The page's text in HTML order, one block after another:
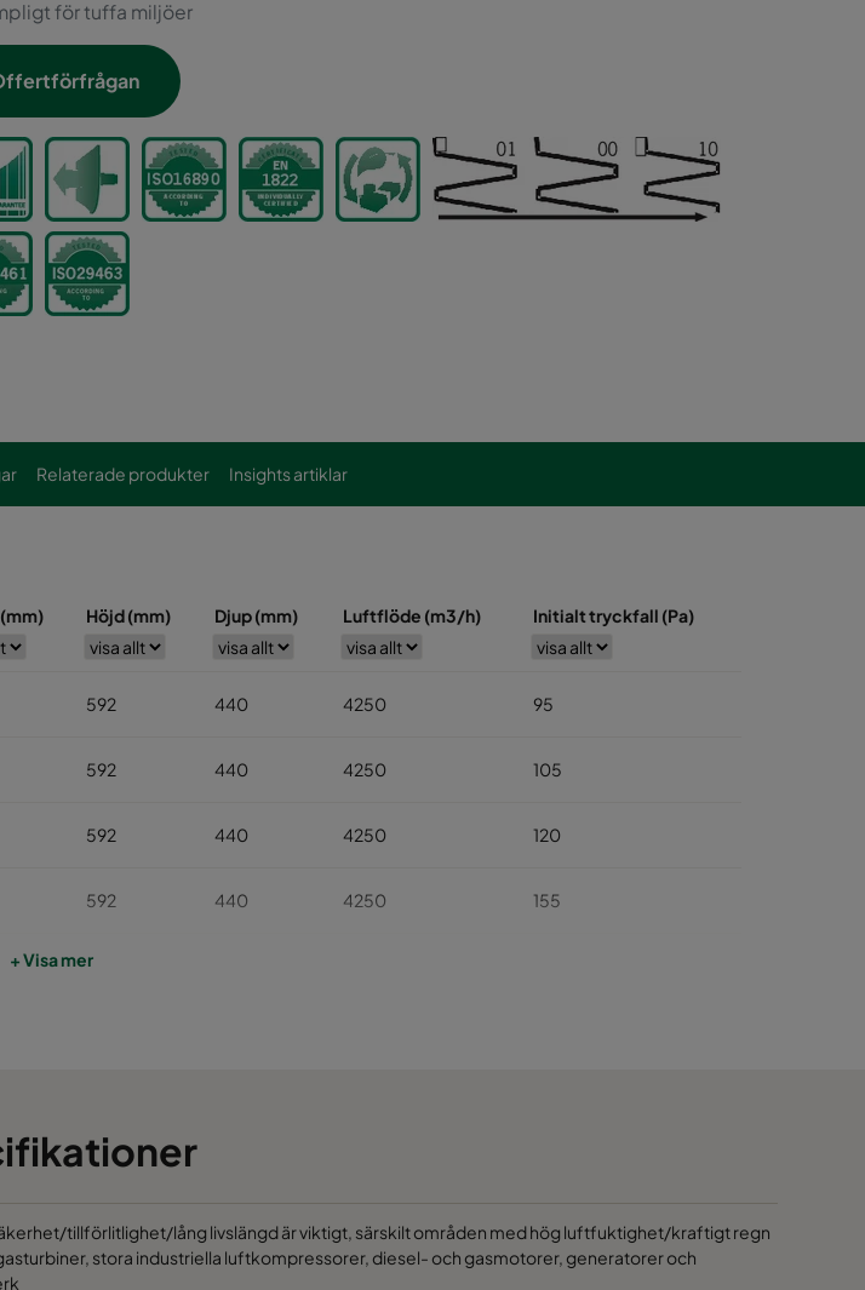
för tuffa miljöer
Relaterade produkter Insights artiklar
Höjd (mm) Djup (mm) Luftflöde (m3/h) Initialt tryckfall (Pa)
592 440 4250 95
592 440 4250 105
592 440 4250 120
592 440 4250 155
592
+ Visa mer
tillförlitlighet/lång livslängd är viktigt, särskilt områden med hög luftfuktighet/kraftigt regn
stora industriella luftkompressorer, diesel- och gasmotorer, generatorer och